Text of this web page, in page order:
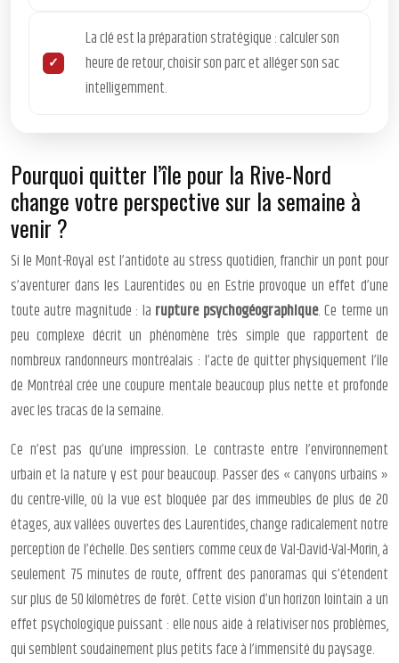
La clé est la préparation stratégique : calculer son
heure de retour, choisir son parc et alléger son sac
intelligemment.
Pourquoi quitter l’île pour la Rive-Nord
change votre perspective sur la semaine à
venir ?
Si le Mont-Royal est l’antidote au stress quotidien, franchir un pont pour
s’aventurer dans les Laurentides ou en Estrie provoque un effet d’une
toute autre magnitude : la rupture psychogéographique. Ce terme un
peu complexe décrit un phénomène très simple que rapportent de
nombreux randonneurs montréalais : l’acte de quitter physiquement l’île
de Montréal crée une coupure mentale beaucoup plus nette et profonde
avec les tracas de la semaine.
Ce n’est pas qu’une impression. Le contraste entre l’environnement
urbain et la nature y est pour beaucoup. Passer des « canyons urbains »
du centre-ville, où la vue est bloquée par des immeubles de plus de 20
étages, aux vallées ouvertes des Laurentides, change radicalement notre
perception de l’échelle. Des sentiers comme ceux de Val-David-Val-Morin, à
seulement 75 minutes de route, offrent des panoramas qui s’étendent
sur plus de 50 kilomètres de forêt. Cette vision d’un horizon lointain a un
effet psychologique puissant : elle nous aide à relativiser nos problèmes,
qui semblent soudainement plus petits face à l’immensité du paysage.